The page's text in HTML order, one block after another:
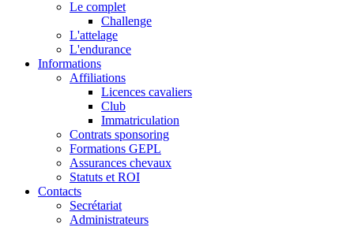
Le complet
Challenge
L'attelage
L'endurance
Informations
Affiliations
Licences cavaliers
Club
Immatriculation
Contrats sponsoring
Formations GEPL
Assurances chevaux
Statuts et ROI
Contacts
Secrétariat
Administrateurs